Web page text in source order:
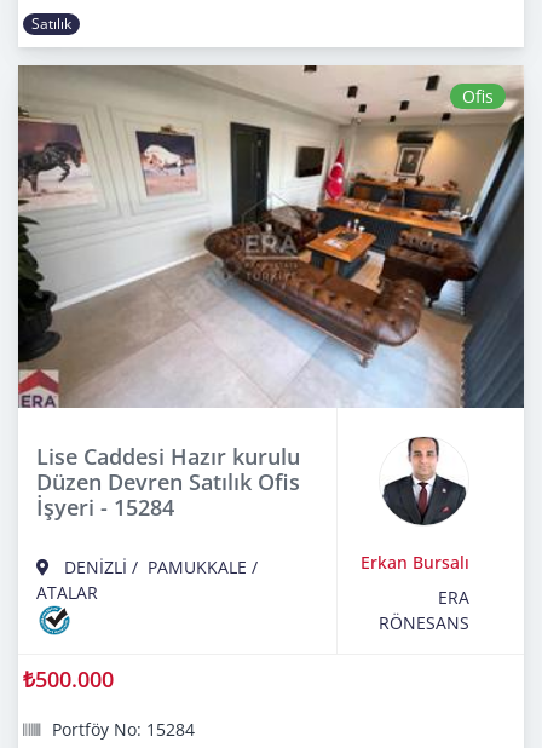
Satılık
Ofis
Lise Caddesi Hazır kurulu
Düzen Devren Satılık Ofis
İşyeri - 15284
DENİZLİ / PAMUKKALE /
ATALAR
Erkan Bursalı
ERA
RÖNESANS
₺500.000
Portföy No: 15284